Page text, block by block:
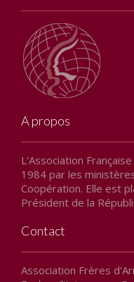
Articles de
A propos
L'Association
1984 par les
Coopération. Elle est
Président de la
Contact
Association Frères